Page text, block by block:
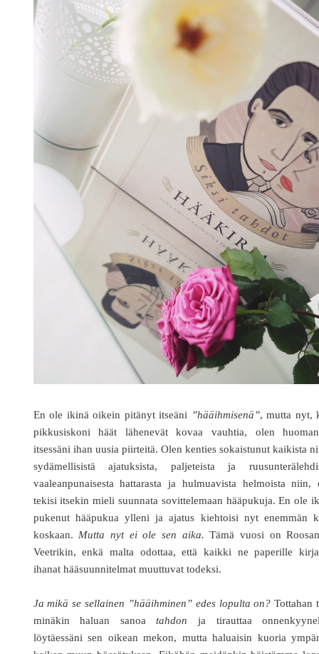
En ole ikinä oikein pitänyt itseäni ”hääihmisenä”, mutta nyt,
pikkusiskoni häät lähenevät kovaa vauhtia, olen
itsessäni ihan uusia piirteitä. Olen kenties sokaistunut kaikista
sydämellisistä ajatuksista, paljeteista ja
vaaleanpunaisesta hattarasta ja hulmuavista helmoista niin,
tekisi itsekin mieli suunnata sovittelemaan hääpukuja. En ole
pukenut hääpukua ylleni ja ajatus kiehtoisi nyt enemmän
koskaan. Mutta nyt ei ole sen aika. Tämä vuosi on
Veetrikin, enkä malta odottaa, että kaikki ne paperille
ihanat hääsuunnitelmat muuttuvat todeksi.
Ja mikä se sellainen ”hääihminen” edes lopulta on? Tottahan
minäkin haluan sanoatahdon ja tirauttaa
löytäessäni sen oikean mekon, mutta haluaisin kuoria